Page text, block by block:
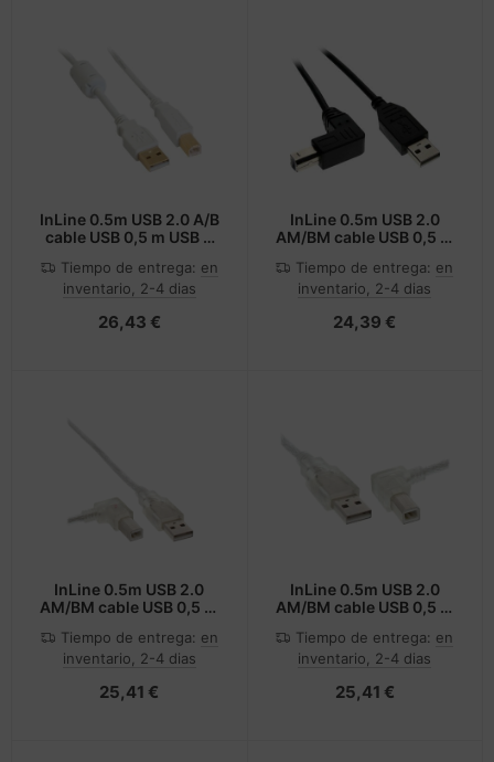
InLine 0.5m USB 2.0 A/B
cable USB 0,5 m USB A
Tiempo de entrega: en
inventario, 2-4 dias
26,43 €
InLine 0.5m USB 2.0
AM/BM cable USB 0,5 m
Tiempo de entrega: en
inventario, 2-4 dias
24,39 €
InLine 0.5m USB 2.0
AM/BM cable USB 0,5 m
Transparente
Tiempo de entrega: en
inventario, 2-4 dias
25,41 €
InLine 0.5m USB 2.0
AM/BM cable USB 0,5 m
Transparente
Tiempo de entrega: en
inventario, 2-4 dias
25,41 €